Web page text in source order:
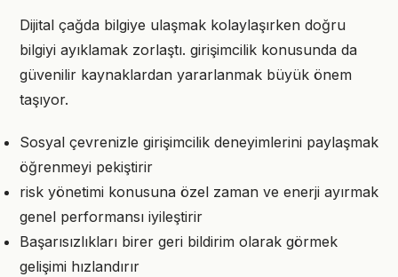
Dijital çağda bilgiye ulaşmak kolaylaşırken doğru
bilgiyi ayıklamak zorlaştı. girişimcilik konusunda da
güvenilir kaynaklardan yararlanmak büyük önem
taşıyor.
Sosyal çevrenizle girişimcilik deneyimlerini paylaşmak
öğrenmeyi pekiştirir
risk yönetimi konusuna özel zaman ve enerji ayırmak
genel performansı iyileştirir
Başarısızlıkları birer geri bildirim olarak görmek
gelişimi hızlandırır